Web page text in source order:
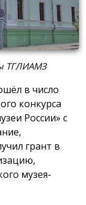
ТГЛИАМЗ
в число
конкурса
России» с
грант в
музея-